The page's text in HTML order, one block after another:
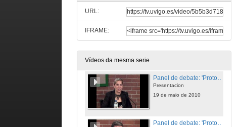
URL:
IFRAME:
Vídeos da mesma serie
O congreso de Viena e a súa repercusión na configuración de Europa. O nacemento do protocolo diplomático como ferramenta para a paz.
Ponencia
19 de maio de 2010
Presentacion
19 de maio de 2010
Panel de debate: 'Protocolo e sociedade laica. ¿O futuro que ven?'